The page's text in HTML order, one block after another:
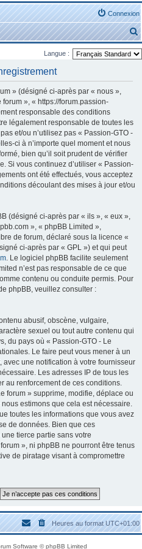
Connexion
e
c
Langue :
» (désigné ci-après par « nous »,
», « https://forum.passion-
responsable des conditions
légalement responsable de toutes les
et/ou n’utilisez pas « Passion-GTO -
ci à n’importe quel moment et nous
bien qu’il soit prudent de vérifier
Si vous continuez d’utiliser « Passion-
ont été effectués, vous acceptez
découlant des mises à jour et/ou
(désigné ci-après par « ils », « eux »,
», « phpBB Limited »,
de forum, déclaré sous la licence «
ci-après par « GPL ») et qui peut
. Le logiciel phpBB facilite seulement
n’est pas responsable de ce que
contenu ou conduite permis. Pour
phpBB, veuillez consulter :
abusif, obscène, vulgaire,
sexuel ou tout autre contenu qui
du pays où « Passion-GTO - Le
Le faire peut vous mener à un
une notification à votre fournisseur
Les adresses IP de tous les
au renforcement de ces conditions.
forum » supprime, modifie, déplace ou
estimons que cela est nécessaire.
toutes les informations que vous avez
de données. Bien que ces
tierce partie sans votre
», ni phpBB ne pourront être tenus
de piratage visant à compromettre
Heures au formatUTC+01:00
Software © phpBB Limited